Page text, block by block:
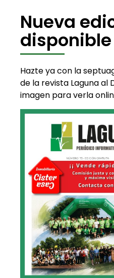
Nueva
disponible
Hazte ya con la
de la revista Laguna al
imagen para verla